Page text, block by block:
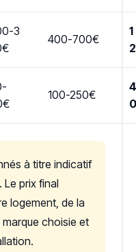
3
400-700€
100-250€
à titre indicatif
Le prix final
logement, de la
choisie et